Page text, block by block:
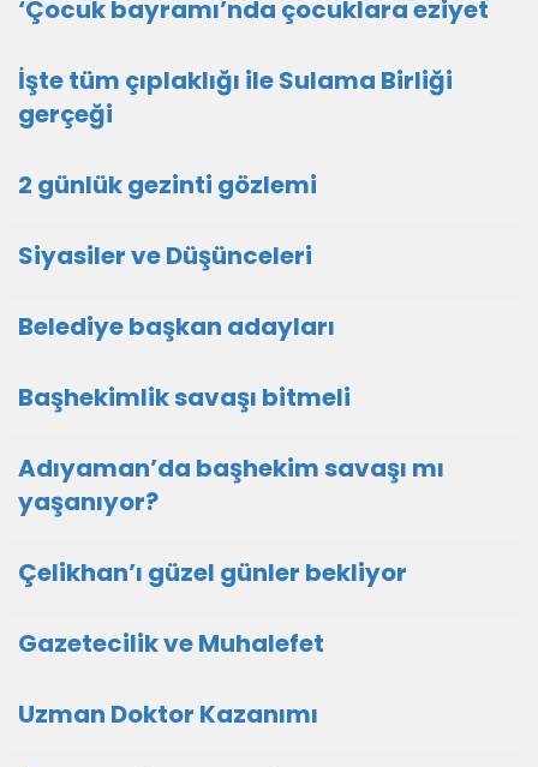
‘Çocuk bayramı’nda çocuklara eziyet
İşte tüm çıplaklığı ile Sulama Birliği
gerçeği
2 günlük gezinti gözlemi
Siyasiler ve Düşünceleri
Belediye başkan adayları
Başhekimlik savaşı bitmeli
Adıyaman’da başhekim savaşı mı
yaşanıyor?
Çelikhan’ı güzel günler bekliyor
Gazetecilik ve Muhalefet
Uzman Doktor Kazanımı